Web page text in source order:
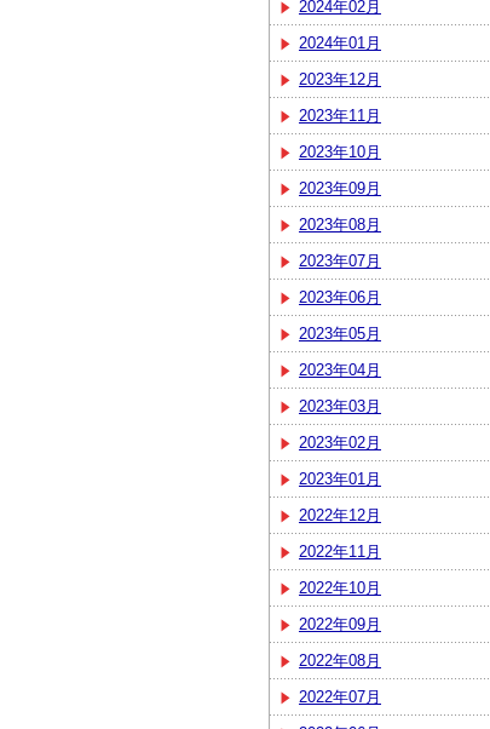
2024年02月
2024年01月
2023年12月
2023年11月
2023年10月
2023年09月
2023年08月
2023年07月
2023年06月
2023年05月
2023年04月
2023年03月
2023年02月
2023年01月
2022年12月
2022年11月
2022年10月
2022年09月
2022年08月
2022年07月